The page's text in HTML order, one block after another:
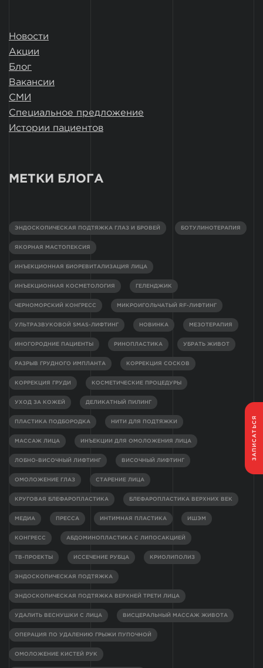
ЗАПИСАТЬСЯ
Новости
Акции
Блог
Вакансии
СМИ
Специальное предложение
Истории пациентов
МЕТКИ БЛОГА
ЭНДОСКОПИЧЕСКАЯ ПОДТЯЖКА ГЛАЗ И БРОВЕЙ БОТУЛИНОТЕРАПИЯ
ЯКОРНАЯ МАСТОПЕКСИЯ
ИНЪЕКЦИОННАЯ БИОРЕВИТАЛИЗАЦИЯ ЛИЦА
ИНЪЕКЦИОННАЯ КОСМЕТОЛОГИЯ ГЕЛЕНДЖИК
ЧЕРНОМОРСКИЙ КОНГРЕСС МИКРОИГОЛЬЧАТЫЙ RF-ЛИФТИНГ
УЛЬТРАЗВУКОВОЙ SMAS-ЛИФТИНГ НОВИНКА МЕЗОТЕРАПИЯ
ИНОГОРОДНИЕ ПАЦИЕНТЫ РИНОПЛАСТИКА УБРАТЬ ЖИВОТ
РАЗРЫВ ГРУДНОГО ИМПЛАНТА КОРРЕКЦИЯ СОСКОВ
КОРРЕКЦИЯ ГРУДИ КОСМЕТИЧЕСКИЕ ПРОЦЕДУРЫ
УХОД ЗА КОЖЕЙ ДЕЛИКАТНЫЙ ПИЛИНГ
ПЛАСТИКА ПОДБОРОДКА НИТИ ДЛЯ ПОДТЯЖКИ
МАССАЖ ЛИЦА ИНЪЕКЦИИ ДЛЯ ОМОЛОЖЕНИЯ ЛИЦА
ЛОБНО-ВИСОЧНЫЙ ЛИФТИНГ ВИСОЧНЫЙ ЛИФТИНГ
ОМОЛОЖЕНИЕ ГЛАЗ СТАРЕНИЕ ЛИЦА
КРУГОВАЯ БЛЕФАРОПЛАСТИКА БЛЕФАРОПЛАСТИКА ВЕРХНИХ ВЕК
МЕДИА ПРЕССА ИНТИМНАЯ ПЛАСТИКА ИШЭМ
КОНГРЕСС АБДОМИНОПЛАСТИКА С ЛИПОСАКЦИЕЙ
ТВ-ПРОЕКТЫ ИССЕЧЕНИЕ РУБЦА КРИОЛИПОЛИЗ
ЭНДОСКОПИЧЕСКАЯ ПОДТЯЖКА
ЭНДОСКОПИЧЕСКАЯ ПОДТЯЖКА ВЕРХНЕЙ ТРЕТИ ЛИЦА
УДАЛИТЬ ВЕСНУШКИ С ЛИЦА ВИСЦЕРАЛЬНЫЙ МАССАЖ ЖИВОТА
ОПЕРАЦИЯ ПО УДАЛЕНИЮ ГРЫЖИ ПУПОЧНОЙ
ОМОЛОЖЕНИЕ КИСТЕЙ РУК